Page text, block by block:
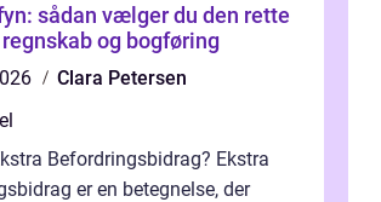
sådan vælger du den rette
og bogføring
Clara Petersen
Befordringsbidrag? Ekstra
er en betegnelse, der